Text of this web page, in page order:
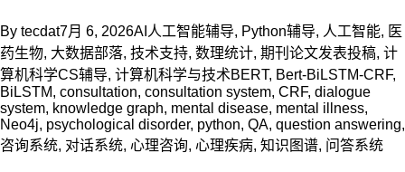
By tecdat7月 6, 2026AI人工智能辅导, Python辅导, 人工智能, 医
药生物, 大数据部落, 技术支持, 数理统计, 期刊论文发表投稿, 计
算机科学CS辅导, 计算机科学与技术BERT, Bert-BiLSTM-CRF,
BiLSTM, consultation, consultation system, CRF, dialogue
system, knowledge graph, mental disease, mental illness,
Neo4j, psychological disorder, python, QA, question answering,
咨询系统, 对话系统, 心理咨询, 心理疾病, 知识图谱, 问答系统